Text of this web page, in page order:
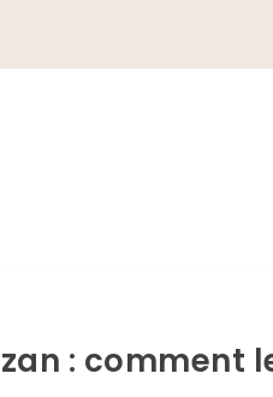
: comment